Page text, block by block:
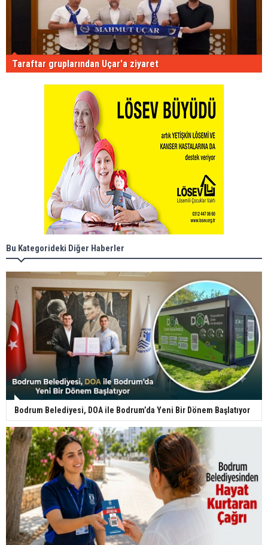
Taraftar gruplarından Uçar'a ziyaret
Bu Kategorideki Diğer Haberler
Bodrum Belediyesi, DOA ile Bodrum’da Yeni Bir Dönem Başlatıyor